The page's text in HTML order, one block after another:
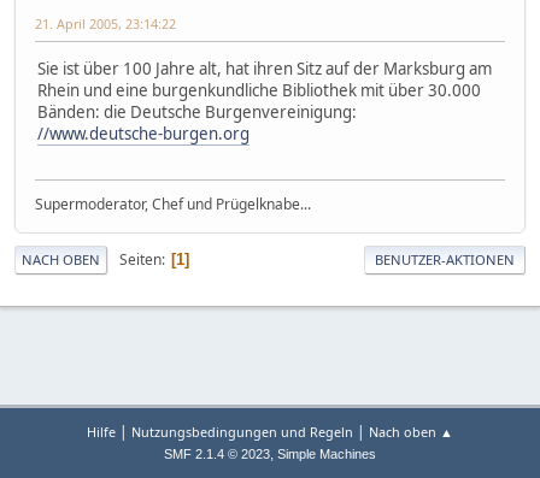
21. April 2005, 23:14:22
Sie ist über 100 Jahre alt, hat ihren Sitz auf der Marksburg am
Rhein und eine burgenkundliche Bibliothek mit über 30.000
Bänden: die Deutsche Burgenvereinigung:
//www.deutsche-burgen.org
Supermoderator, Chef und Prügelknabe...
NACH OBEN Seiten 1 BENUTZER-AKTIONEN
Hilfe | Nutzungsbedingungen und Regeln | Nach oben ▲
SMF 2.1.4 © 2023, Simple Machines